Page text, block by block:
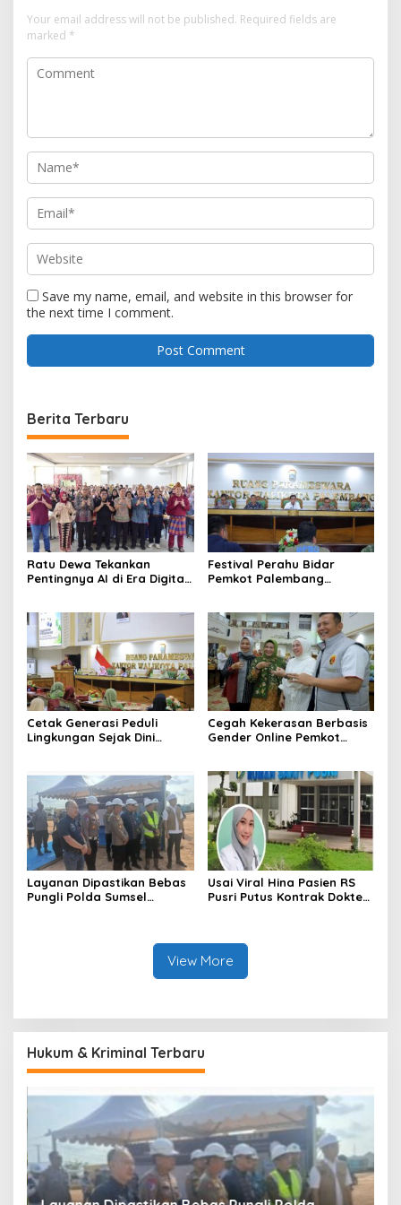
Your email address will not be published. Required fields are
marked *
Save my name, email, and website in this browser for
the next time I comment.
Berita Terbaru
Ratu Dewa Tekankan
Pentingnya AI di Era Digital,
Festival Perahu Bidar
Pemkot Palembang
Cetak Generasi Peduli
Lingkungan Sejak Dini
Cegah Kekerasan Berbasis
Gender Online Pemkot
Layanan Dipastikan Bebas
Pungli Polda Sumsel
Usai Viral Hina Pasien RS
Pusri Putus Kontrak Dokter
View More
Hukum & Kriminal Terbaru